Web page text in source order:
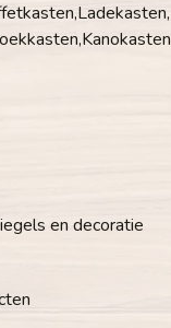
en decoratie